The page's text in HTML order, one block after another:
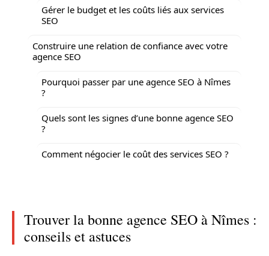
Gérer le budget et les coûts liés aux services
SEO
Construire une relation de confiance avec votre
agence SEO
Pourquoi passer par une agence SEO à Nîmes
?
Quels sont les signes d’une bonne agence SEO
?
Comment négocier le coût des services SEO ?
Trouver la bonne agence SEO à Nîmes :
conseils et astuces